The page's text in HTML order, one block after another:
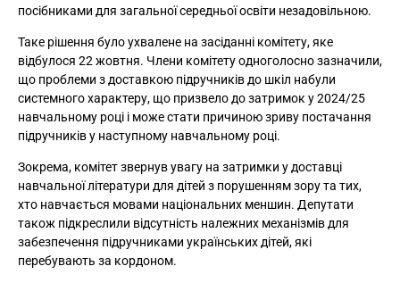
посібниками для загальної середньої освіти незадовільною.
Таке рішення було ухвалене на засіданні комітету, яке
відбулося 22 жовтня. Члени комітету одноголосно зазначили,
що проблеми з доставкою підручників до шкіл набули
системного характеру, що призвело до затримок у 2024/25
навчальному році і може стати причиною зриву постачання
підручників у наступному навчальному році.
Зокрема, комітет звернув увагу на затримки у доставці
навчальної літератури для дітей з порушенням зору та тих,
хто навчається мовами національних меншин. Депутати
також підкреслили відсутність належних механізмів для
забезпечення підручниками українських дітей, які
перебувають за кордоном.